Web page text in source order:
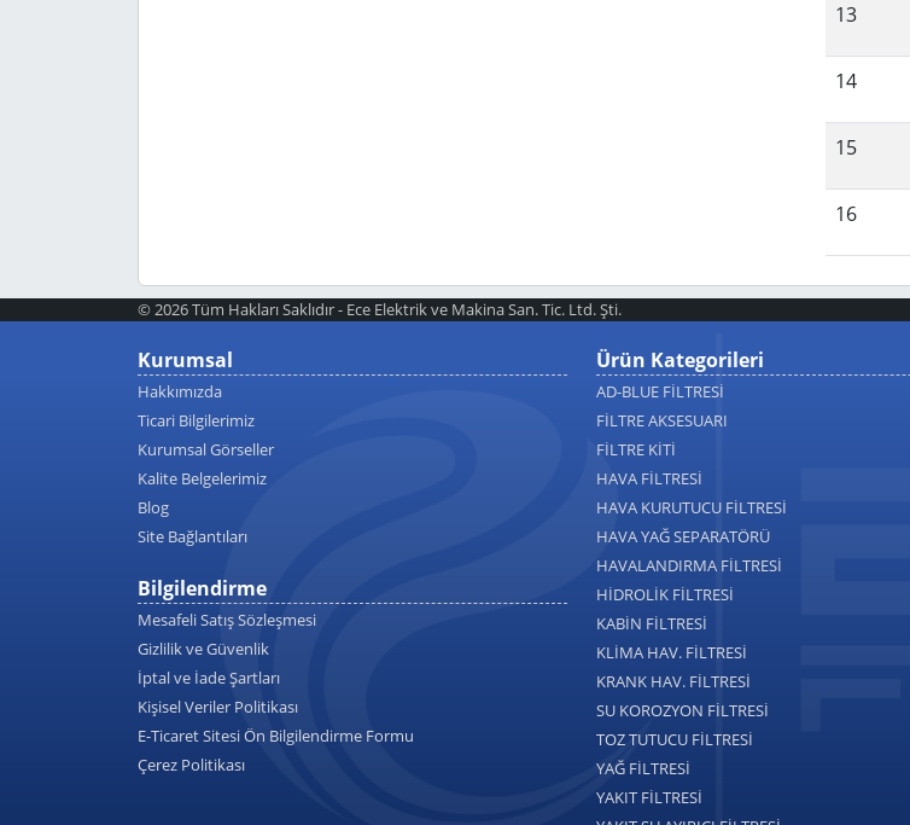
13
14
15
16
© 2026 Tüm Hakları Saklıdır - Ece Elektrik ve Makina San. Tic. Ltd. Şti.
Kurumsal
Hakkımızda
Ticari Bilgilerimiz
Kurumsal Görseller
Kalite Belgelerimiz
Blog
Site Bağlantıları
Bilgilendirme
Mesafeli Satış Sözleşmesi
Gizlilik ve Güvenlik
İptal ve İade Şartları
Kişisel Veriler Politikası
E-Ticaret Sitesi Ön Bilgilendirme Formu
Çerez Politikası
Ürün Kategorileri
AD-BLUE FİLTRESİ
FİLTRE AKSESUARI
FİLTRE KİTİ
HAVA FİLTRESİ
HAVA KURUTUCU FİLTRESİ
HAVA YAĞ SEPARATÖRÜ
HAVALANDIRMA FİLTRESİ
HİDROLİK FİLTRESİ
KABİN FİLTRESİ
KLİMA HAV. FİLTRESİ
KRANK HAV. FİLTRESİ
SU KOROZYON FİLTRESİ
TOZ TUTUCU FİLTRESİ
YAĞ FİLTRESİ
YAKIT FİLTRESİ